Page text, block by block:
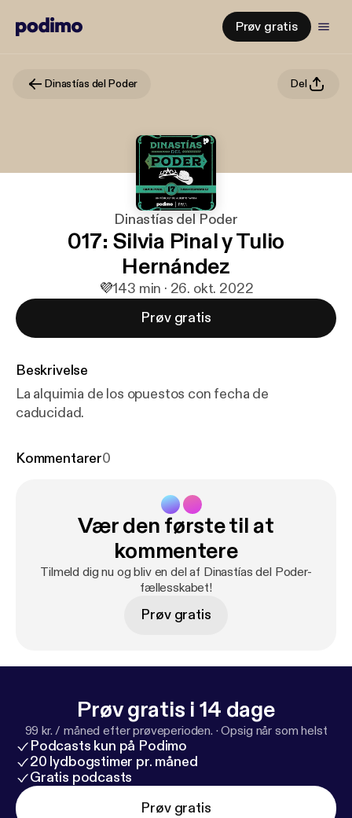
Prøv gratis
Dinastías del Poder Del
Dinastías del Poder
017: Silvia Pinal y Tulio
Hernández
💜143 min · 26. okt. 2022
Prøv gratis
Beskrivelse
La alquimia de los opuestos con fecha de
caducidad.
Kommentarer0
Vær den første til at
kommentere
Tilmeld dig nu og bliv en del af Dinastías del Poder-
fællesskabet!
Prøv gratis
Prøv gratis i 14 dage
99 kr. / måned efter prøveperioden. ·Opsig når som helst
Podcasts kun på Podimo
20 lydbogstimer pr. måned
Gratis podcasts
Prøv gratis